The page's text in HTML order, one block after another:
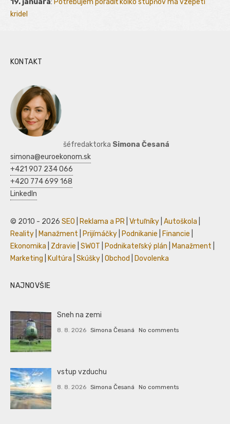
19. januára: Potrebujem poradiť kolko stupňov ma vzepetí
kridel
KONTAKT
šéfredaktorka Simona Česaná
simona@euroekonom.sk
+421 907 234 066
+420 774 699 168
LinkedIn
© 2010 - 2026 SEO Reklama a PR Vrtuľníky Autoškola
Reality
Manažment Prijímáčky Podnikanie Financie
Ekonomika
Zdravie SWOT Podnikateľský plán Manažment
Marketing
Kultúra Skúšky Obchod Dovolenka
NAJNOVŠIE
Sneh na zemi
8. 8. 2026 Simona Česaná No comments
vstup vzduchu
8. 8. 2026 Simona Česaná No comments